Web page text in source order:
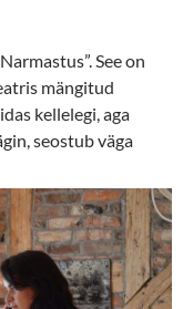
See on
mängitud
kellelegi, aga
seostub väga